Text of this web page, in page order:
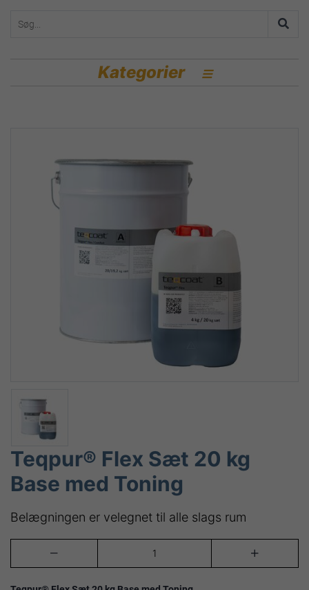
Kategorier 
Teqpur® Flex Sæt 20 kg
Base med Toning
Belægningen er velegnet til alle slags rum
 